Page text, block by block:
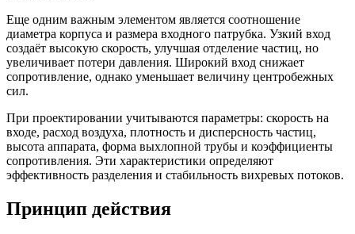
Еще одним важным элементом является соотношение
диаметра корпуса и размера входного патрубка. Узкий вход
создаёт высокую скорость, улучшая отделение частиц, но
увеличивает потери давления. Широкий вход снижает
сопротивление, однако уменьшает величину центробежных
сил.
При проектировании учитываются параметры: скорость на
входе, расход воздуха, плотность и дисперсность частиц,
высота аппарата, форма выхлопной трубы и коэффициенты
сопротивления. Эти характеристики определяют
эффективность разделения и стабильность вихревых потоков.
Принцип действия